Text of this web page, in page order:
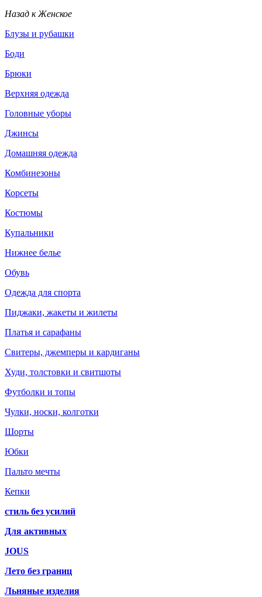
Назад к Женское
Блузы и рубашки
Боди
Брюки
Верхняя одежда
Головные уборы
Джинсы
Домашняя одежда
Комбинезоны
Корсеты
Костюмы
Купальники
Нижнее белье
Обувь
Одежда для спорта
Пиджаки, жакеты и жилеты
Платья и сарафаны
Свитеры, джемперы и кардиганы
Худи, толстовки и свитшоты
Футболки и топы
Чулки, носки, колготки
Шорты
Юбки
Пальто мечты
Кепки
стиль без усилий
Для активных
JOUS
Лето без границ
Льняные изделия